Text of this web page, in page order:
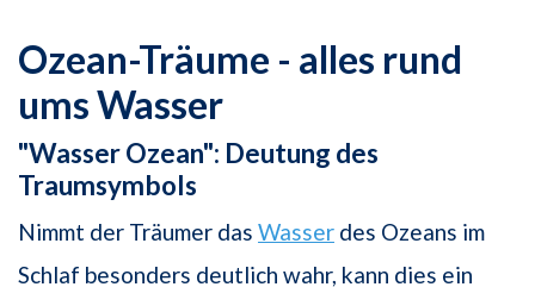
Ozean-Träume - alles rund
ums Wasser
"Wasser Ozean": Deutung des
Traumsymbols
Nimmt der Träumer das Wasser des Ozeans im
Schlaf besonders deutlich wahr, kann dies ein